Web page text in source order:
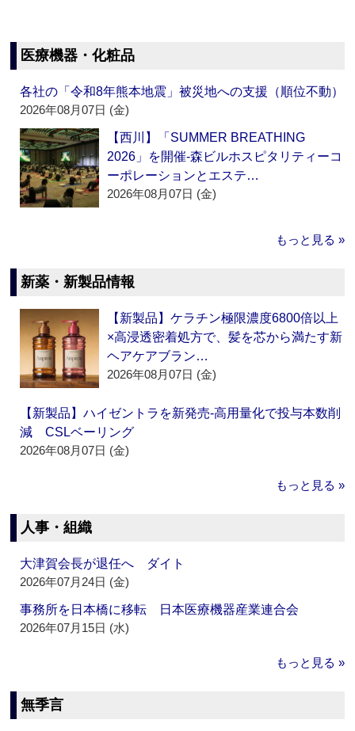
医療機器・化粧品
各社の「令和8年熊本地震」被災地への支援（順位不動）
2026年08月07日 (金)
【西川】「SUMMER BREATHING
2026」を開催‐森ビルホスピタリティーコ
ーポレーションとエステ…
2026年08月07日 (金)
もっと見る »
新薬・新製品情報
【新製品】ケラチン極限濃度6800倍以上
×高浸透密着処方で、髪を芯から満たす新
ヘアケアブラン…
2026年08月07日 (金)
【新製品】ハイゼントラを新発売‐高用量化で投与本数削
減 CSLベーリング
2026年08月07日 (金)
もっと見る »
人事・組織
大津賀会長が退任へ ダイト
2026年07月24日 (金)
事務所を日本橋に移転 日本医療機器産業連合会
2026年07月15日 (水)
もっと見る »
無季言